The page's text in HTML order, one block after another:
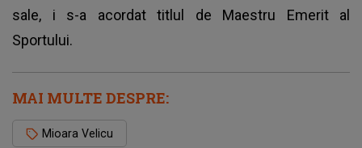
sale, i s-a acordat titlul de Maestru Emerit al
Sportului.
MAI MULTE DESPRE:
Mioara Velicu